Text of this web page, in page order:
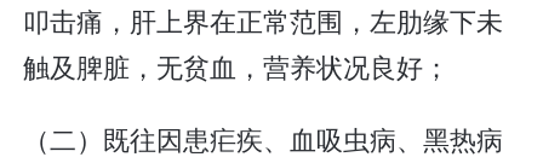
叩击痛，肝上界在正常范围，左肋缘下未
触及脾脏，无贫血，营养状况良好；
（二）既往因患疟疾、血吸虫病、黑热病